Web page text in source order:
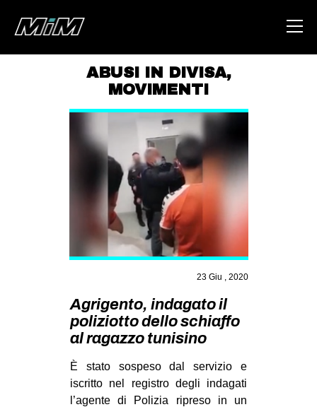
HOME
ABOUT
AREA
DEGENERAZIONE
GAZA FREESTYLE
CSOA LAMBRETTA
MSM
STUDENTI TSUNAMI
ZAM
MILANO
SPAZI
SPORT POPOLARE
ABUSI IN DIVISA,
MOVIMENTI
23 Giu , 2020
Agrigento, indagato il
poliziotto dello schiaffo
al ragazzo tunisino
È stato sospeso dal servizio e
iscritto nel registro degli indagati
l’agente di Polizia ripreso in un